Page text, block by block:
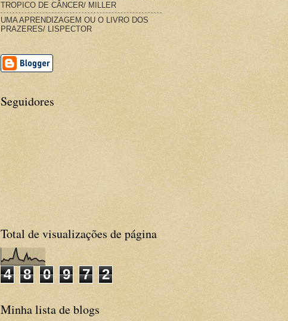
TROPICO DE CÂNCER/ MILLER
UMA APRENDIZAGEM OU O LIVRO DOS
PRAZERES/ LISPECTOR
Seguidores
Total de visualizações de página
4 8 0 9 7 2
Minha lista de blogs